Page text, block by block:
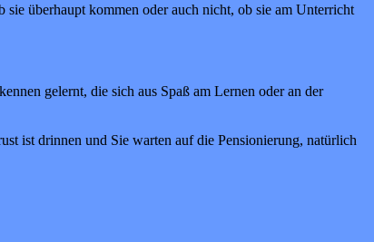
überhaupt kommen oder auch nicht, ob sie am Unterricht
gelernt, die sich aus Spaß am Lernen oder an der
ist drinnen und Sie warten auf die Pensionierung, natürlich